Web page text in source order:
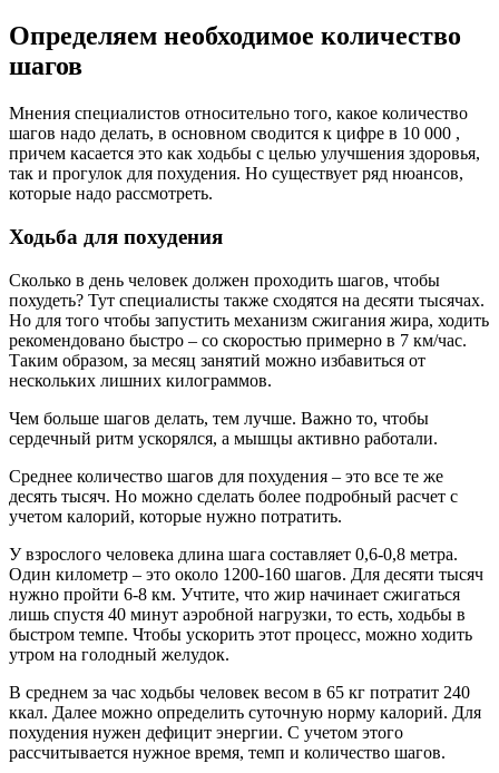
Определяем необходимое количество
шагов
Мнения специалистов относительно того, какое количество
шагов надо делать, в основном сводится к цифре в 10 000 ,
причем касается это как ходьбы с целью улучшения здоровья,
так и прогулок для похудения. Но существует ряд нюансов,
которые надо рассмотреть.
Ходьба для похудения
Сколько в день человек должен проходить шагов, чтобы
похудеть? Тут специалисты также сходятся на десяти тысячах.
Но для того чтобы запустить механизм сжигания жира, ходить
рекомендовано быстро – со скоростью примерно в 7 км/час.
Таким образом, за месяц занятий можно избавиться от
нескольких лишних килограммов.
Чем больше шагов делать, тем лучше. Важно то, чтобы
сердечный ритм ускорялся, а мышцы активно работали.
Среднее количество шагов для похудения – это все те же
десять тысяч. Но можно сделать более подробный расчет с
учетом калорий, которые нужно потратить.
У взрослого человека длина шага составляет 0,6-0,8 метра.
Один километр – это около 1200-160 шагов. Для десяти тысяч
нужно пройти 6-8 км. Учтите, что жир начинает сжигаться
лишь спустя 40 минут аэробной нагрузки, то есть, ходьбы в
быстром темпе. Чтобы ускорить этот процесс, можно ходить
утром на голодный желудок.
В среднем за час ходьбы человек весом в 65 кг потратит 240
ккал. Далее можно определить суточную норму калорий. Для
похудения нужен дефицит энергии. С учетом этого
рассчитывается нужное время, темп и количество шагов.